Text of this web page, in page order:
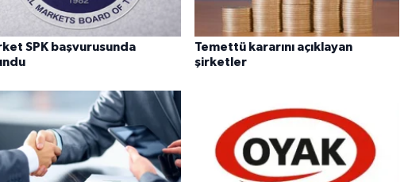
SPK başvurusunda
Temettü kararını açıklayan
şirketler